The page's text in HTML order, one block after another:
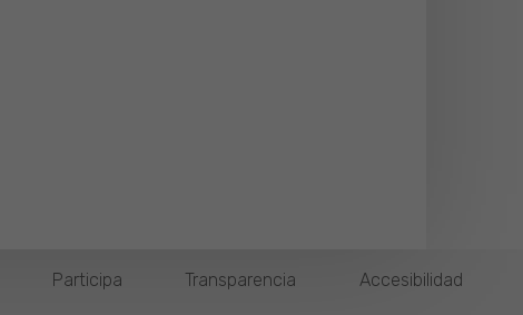
Participa Transparencia Accesibilidad